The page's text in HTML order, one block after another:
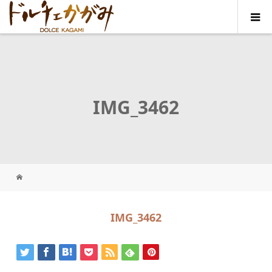
IMG_3462
IMG_3462